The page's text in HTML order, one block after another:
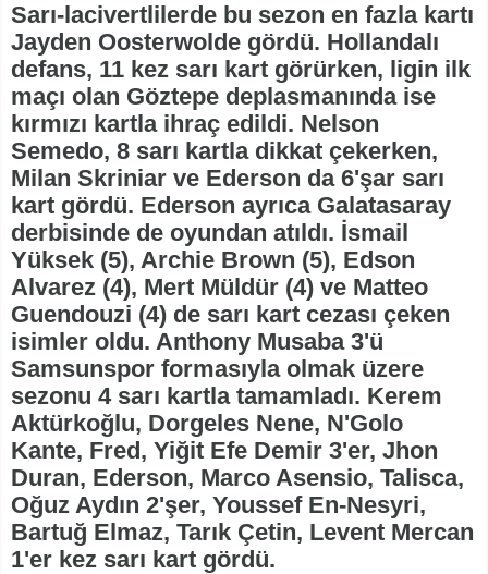
Sarı-lacivertlilerde bu sezon en fazla kartı
Jayden Oosterwolde gördü. Hollandalı
defans, 11 kez sarı kart görürken, ligin ilk
maçı olan Göztepe deplasmanında ise
kırmızı kartla ihraç edildi. Nelson
Semedo, 8 sarı kartla dikkat çekerken,
Milan Skriniar ve Ederson da 6'şar sarı
kart gördü. Ederson ayrıca Galatasaray
derbisinde de oyundan atıldı. İsmail
Yüksek (5), Archie Brown (5), Edson
Alvarez (4), Mert Müldür (4) ve Matteo
Guendouzi (4) de sarı kart cezası çeken
isimler oldu. Anthony Musaba 3'ü
Samsunspor formasıyla olmak üzere
sezonu 4 sarı kartla tamamladı. Kerem
Aktürkoğlu, Dorgeles Nene, N'Golo
Kante, Fred, Yiğit Efe Demir 3'er, Jhon
Duran, Ederson, Marco Asensio, Talisca,
Oğuz Aydın 2'şer, Youssef En-Nesyri,
Bartuğ Elmaz, Tarık Çetin, Levent Mercan
1'er kez sarı kart gördü.